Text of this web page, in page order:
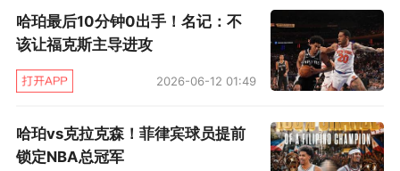
有2名重要球员遭遇伤病，谁能更早、状态更好地
复出，将很可能帮助球队向总决赛迈进。
哈珀最后10分钟0出手！名记：不
该让福克斯主导进攻
2026-06-12 01:49
哈珀vs克拉克森！菲律宾球员提前
锁定NBA总冠军